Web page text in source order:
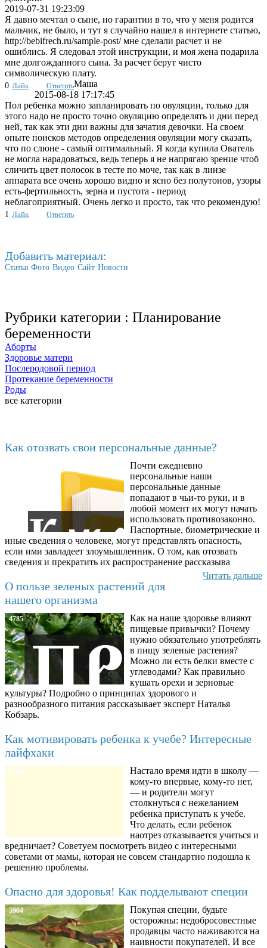
2019-07-31 19:23:09
Я давно мечтал о сыне, но гарантии в то, что у меня родится
мальчик, не было, и тут я случайно нашел в интернете статью,
http://bebifrech.ru/sample-post/ мне сделали расчет и не
ошиблись. Я следовал этой инструкции, и моя жена подарила
мне долгожданного сына. За расчет берут чисто
символическую плату.
0 Лайк ОтветитьМаша
2015-08-18 17:17:45
Пол ребенка можно запланировать по овуляции, только для
этого надо не просто точно овуляцию определять и дни перед
ней, так как эти дни важны для зачатия девочки. На своем
опыте поисков методов определения овуляции могу сказать,
что по слюне - самый оптимальный. Я когда купила Ователь
не могла нарадоваться, ведь теперь я не напрягаю зрение чтоб
сличить цвет полосок в тесте по моче, так как в линзе
аппарата все очень хорошо видно и ясно без полутонов, узоры
есть-фертильность, зерна и пустота - период
неблагоприятный. Очень легко и просто, так что рекомендую!
1 Лайк Ответить
Добавить материал:
Статья Фото Видео Сайт Новости
Рубрики категории : Планирование
беременности
Аборты
Здоровье матери
Послеродовой период
Протекание беременности
Роды
все категории
Как отозвать свои персональные данные?
Почти ежедневно
персональные наши
персональные данные
попадают в чьи-то руки, и в
любой момент их могут начать
использовать противозаконно.
Паспортные, биометрические и
иные сведения о человеке, могут представлять опасность,
если ими завладеет злоумышленник. О том, как отозвать
сведения и прекратить их распространение рассказыва
Читать дальше
О пользе зеленых растений для
нашего организма
4785
Как на наше здоровье влияют
пищевые привычки? Почему
нужно обязательно употреблять
в пищу зеленые растения?
Можно ли есть белки вместе с
углеводами? Как правильно
кушать орехи и зерновые
культуры? Подробно о принципах здорового и
разнообразного питания рассказывает эксперт Наталья
Кобзарь.
Как мотивировать ребенка к учебе? Интересные
лайфхаки
8780
Настало время идти в школу —
кому-то впервые, кому-то нет,
— и родители могут
столкнуться с нежеланием
ребенка приступать к учебе.
Что делать, если ребенок
наотрез отказывается учиться и
вредничает? Советуем посмотреть видео с интересными
советами от мамы, которая не совсем стандартно подошла к
решению проблемы.
Опасно для здоровья! Как подделывают специи
5904
Покупая специи, будьте
осторожны: недобросовестные
продавцы часто наживаются на
наивности покупателей. И все